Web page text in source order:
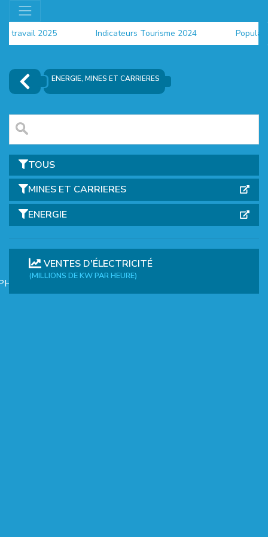
travail 2025 Indicateurs Tourisme 2024
ENERGIE, MINES ET CARRIERES
TOUS
MINES ET CARRIERES
ENERGIE
VENTES D'ÉLECTRICITÉ
(MILLIONS DE KW PAR HEURE)